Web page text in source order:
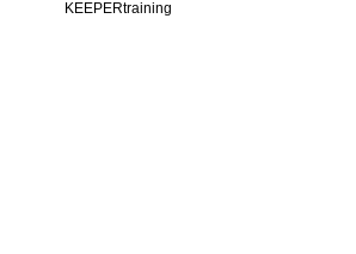
KEEPERtraining